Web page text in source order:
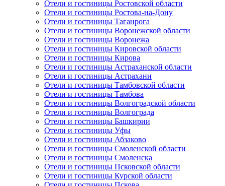
Отели и гостиницы Ростовской области
Отели и гостиницы Ростова-на-Дону
Отели и гостиницы Таганрога
Отели и гостиницы Воронежской области
Отели и гостиницы Воронежа
Отели и гостиницы Кировской области
Отели и гостиницы Кирова
Отели и гостиницы Астраханской области
Отели и гостиницы Астрахани
Отели и гостиницы Тамбовской области
Отели и гостиницы Тамбова
Отели и гостиницы Волгоградской области
Отели и гостиницы Волгограда
Отели и гостиницы Башкирии
Отели и гостиницы Уфы
Отели и гостиницы Абзаково
Отели и гостиницы Смоленской области
Отели и гостиницы Смоленска
Отели и гостиницы Псковской области
Отели и гостиницы Курской области